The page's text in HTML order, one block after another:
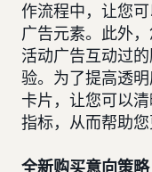
作流程中，让您
广告元素。此外
活动广告互动过
验。为了提高透
卡片，让您可以
指标，从而帮助您
全新购买意向策略